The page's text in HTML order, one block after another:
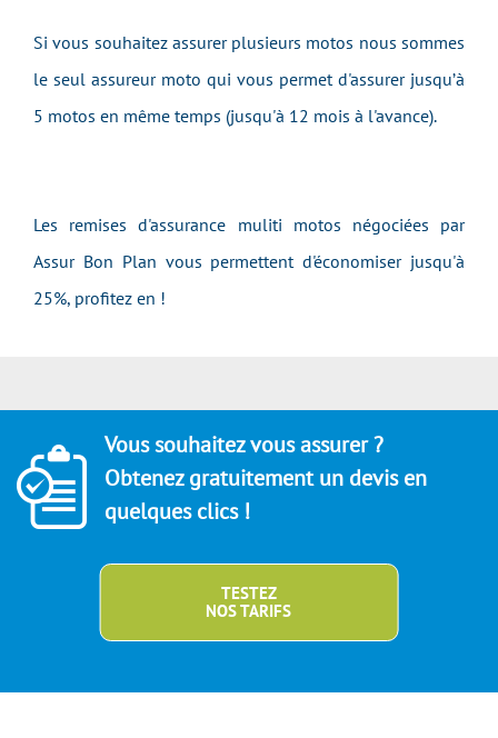
Si vous souhaitez assurer plusieurs motos nous sommes
le seul assureur moto qui vous permet d'assurer jusqu’à
5 motos en même temps (jusqu'à 12 mois à l'avance).
Les remises d'assurance muliti motos négociées par
Assur Bon Plan vous permettent d'économiser jusqu'à
25%, profitez en !
Vous souhaitez vous assurer ?
Obtenez gratuitement un devis en
quelques clics !
TESTEZ
NOS TARIFS